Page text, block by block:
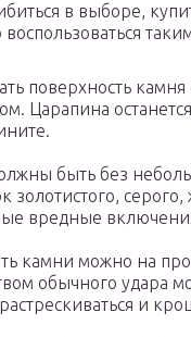
в выборе,
поверхность
Царапина
быть без
золотистого, серого,
вредные
камни можно на
обычного удара
и